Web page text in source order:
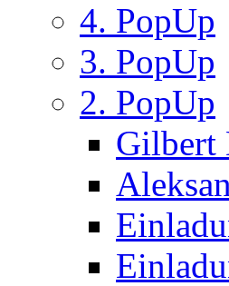
4. PopUp
3. PopUp
2. PopUp
Gilbert